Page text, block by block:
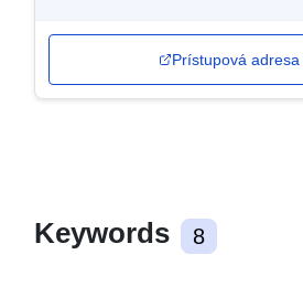
Prístupová adresa
Keywords 8